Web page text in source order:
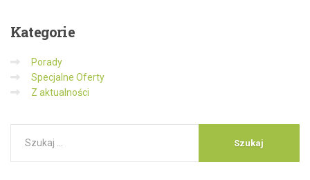
Kategorie
Porady
Specjalne Oferty
Z aktualności